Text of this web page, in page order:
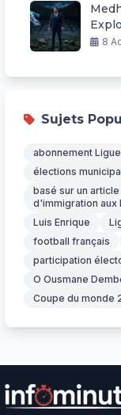
8
Sujets
abonnement Ligue
élections
basé sur un
d'immigration aux
Luis Enrique
football français
participation
O Ousmane
Coupe du monde